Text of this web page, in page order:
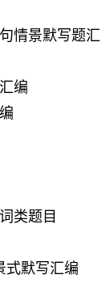
情景默写题汇
编
类题目
式默写汇编